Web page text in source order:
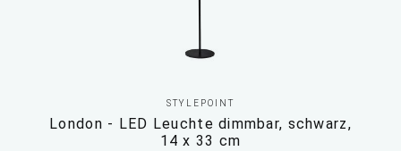
STYLEPOINT
London - LED Leuchte dimmbar, schwarz,
14 x 33 cm